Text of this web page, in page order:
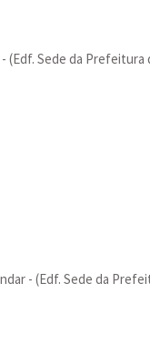
(Edf. Sede da Prefeitura
- (Edf. Sede da